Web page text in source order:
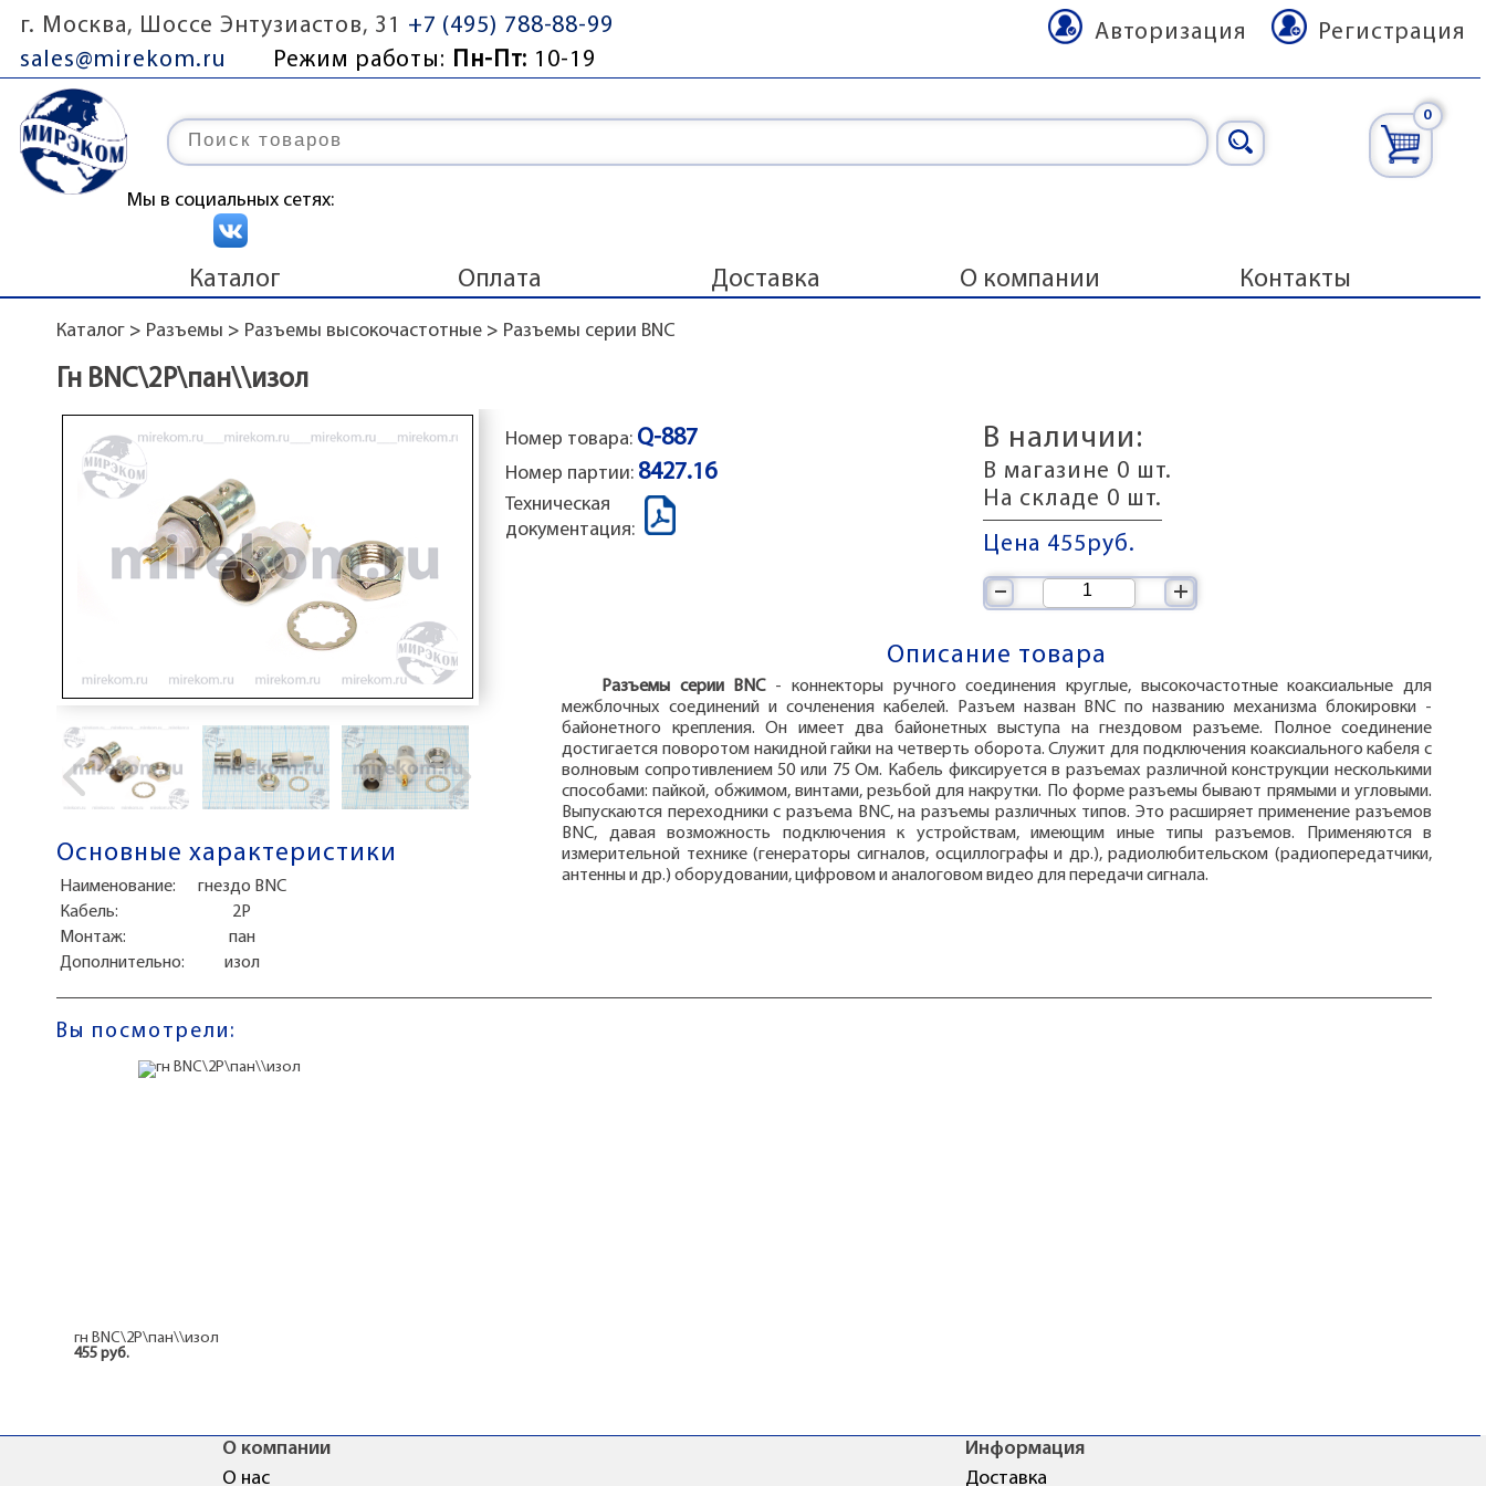
г. Москва, Шоссе Энтузиастов, 31
+7 (495) 788-88-99
sales@mirekom.ru
Режим работы: Пн-Пт: 10-19
Регистрация
Авторизация
Мы в социальных сетях:
0
Каталог Оплата Доставка О компании Контакты
Каталог> Разъемы > Разъемы высокочастотные> Разъемы серии BNC
Гн BNC\2P\пан\\изол
Номер товара: Q-887
Номер партии: 8427.16
Техническая
документация:
В наличии:
В магазине 0 шт.
На складе 0 шт.
Цена 455руб.
+
–
Описание товара
Разъемы серии BNC- коннекторы ручного соединения круглые, высокочастотные коаксиальные для
межблочных соединений и сочленения кабелей. Разъем назван BNC по названию механизма блокировки -
байонетного крепления. Он имеет два байонетных выступа на гнездовом разъеме. Полное соединение
достигается поворотом накидной гайки на четверть оборота. Служит для подключения коаксиального кабеля c
волновым сопротивлением 50 или 75 Ом. Кабель фиксируется в разъемах различной конструкции несколькими
способами: пайкой, обжимом, винтами, резьбой для накрутки. По форме разъемы бывают прямыми и угловыми.
Выпускаются переходники с разъема BNC, на разъемы различных типов. Это расширяет применение разъемов
BNC, давая возможность подключения к устройствам, имеющим иные типы разъемов. Применяются в
измерительной технике (генераторы сигналов, осциллографы и др.), радиолюбительском (радиопередатчики,
антенны и др.) оборудовании, цифровом и аналоговом видео для передачи сигнала.
Основные характеристики
Наименование:
гнездо BNC
Кабель:
2P
Монтаж:
пан
Дополнительно:
изол
Вы посмотрели:
гн BNC\2P\пан\\изол
455 руб.
О компании
О нас
Информация
Доставка